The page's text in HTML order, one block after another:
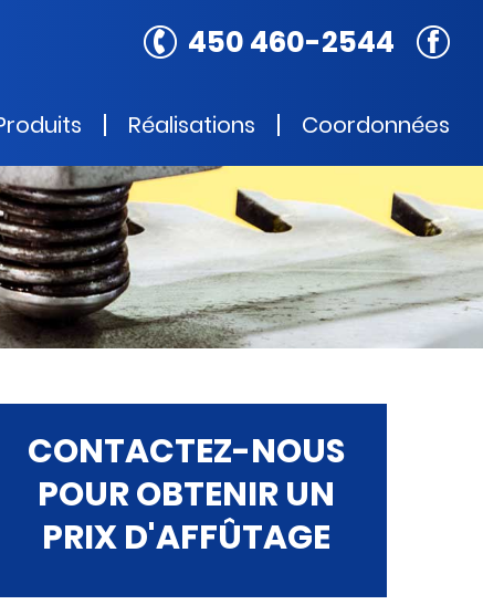
450 460-2544
Réalisations Coordonnées
CONTACTEZ-NOUS
POUR OBTENIR UN
PRIX D'AFFÛTAGE